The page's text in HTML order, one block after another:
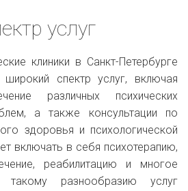
услуг
клиники в Санкт-Петербурге
спектр услуг, включая
различных психических
а также консультации по
здоровья и психологической
включать в себя психотерапию,
реабилитацию и многое
такому разнообразию услуг